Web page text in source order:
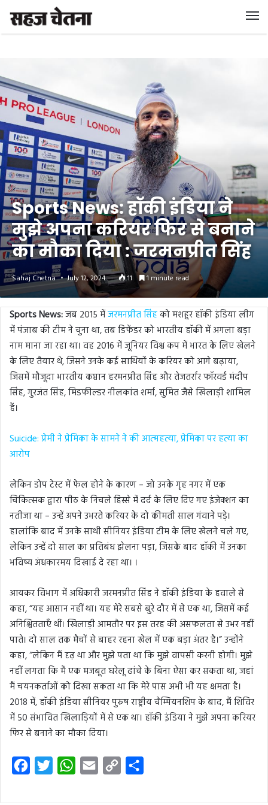
Sports News: हॉकी इंडिया ने
मुझे अपना करियर फिर से बनाने
का मौका दिया : जरमनप्रीत सिंह
Sahaj Chetna July 12, 2024 11 1 minute read
Sports News:जब 2015 मेंजरमनप्रीत सिंहको मशहूर हॉकी इंडिया लीग
में पंजाब की टीम ने चुना था, तब डिफेंडर को भारतीय हॉकी में अगला बड़ा
नाम माना जा रहा था। वह 2016 में जूनियर विश्व कप में भारत के लिए खेलने
के लिए तैयार थे, जिसने उनके कई साथियों के करियर को आगे बढ़ाया,
जिसमें मौजूदा भारतीय कप्तान हरमनप्रीत सिंह और तेजतर्रार फॉरवर्ड मंदीप
सिंह, गुरजंत सिंह, मिडफील्डर नीलकांत शर्मा, सुमित जैसे खिलाड़ी शामिल
हैं।
Suicide: प्रेमी ने प्रेमिका के सामने ने की आत्महत्या, प्रेमिका पर हत्या का
आरोप
लेकिन डोप टेस्ट में फेल होने के कारण – जो उनके गृह नगर में एक
चिकित्सक द्वारा पीठ के निचले हिस्से में दर्द के लिए दिए गए इंजेक्शन का
नतीजा था – उन्हें अपने उभरते करियर के दो कीमती साल गंवाने पड़े।
हालांकि बाद में उनके साथी सीनियर इंडिया टीम के लिए खेलने चले गए,
लेकिन उन्हें दो साल का प्रतिबंध झेलना पड़ा, जिसके बाद हॉकी में उनका
भविष्य अंधकारमय दिखाई दे रहा था। ।
आयकर विभाग में अधिकारी जरमनप्रीत सिंह ने हॉकी इंडिया के हवाले से
कहा, “यह आसान नहीं था। यह मेरे सबसे बुरे दौर में से एक था, जिसमें कई
अनिश्चितताएँ थीं। खिलाड़ी आमतौर पर इस तरह की असफलता से उभर नहीं
पाते। दो साल तक मैचों से बाहर रहना खेल में एक बड़ा अंतर है।” उन्होंने
कहा, “लेकिन मैं दृढ़ था और मुझे पता था कि मुझे वापसी करनी होगी। मुझे
नहीं लगता कि मैं एक मजबूत घरेलू ढांचे के बिना ऐसा कर सकता था, जहां
मैं चयनकर्ताओं को दिखा सकता था कि मेरे पास अभी भी यह क्षमता है।
2018 में, हॉकी इंडिया सीनियर पुरुष राष्ट्रीय चैम्पियनशिप के बाद, मैं शिविर
में 50 संभावित खिलाड़ियों में से एक था। हॉकी इंडिया ने मुझे अपना करियर
फिर से बनाने का मौका दिया।
c
i
W
a
a
p
a